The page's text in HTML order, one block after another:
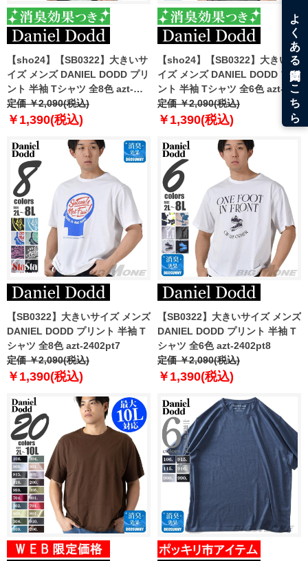
【sho24】【SB0322】大きいサ
イズ メンズ DANIEL DODD プリ
ント 半袖 Tシャツ 全8色 azt-
2402pt5
定価 ￥2,090(税込)
￥1,390(税込)
【sho24】【SB0322】大きいサ
イズ メンズ DANIEL DODD プリ
ント 半袖 Tシャツ 全6色 azt-
2402pt6
定価 ￥2,090(税込)
￥1,390(税込)
【SB0322】大きいサイズ メンズ
DANIEL DODD プリント 半袖 T
シャツ 全8色 azt-2402pt7
定価 ￥2,090(税込)
￥1,390(税込)
【SB0322】大きいサイズ メンズ
DANIEL DODD プリント 半袖 T
シャツ 全6色 azt-2402pt8
定価 ￥2,090(税込)
￥1,390(税込)